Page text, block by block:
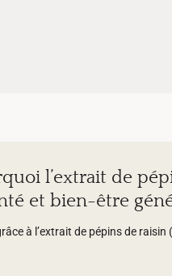
l’extrait de
et bien-être
à l’extrait de pépins de raisin